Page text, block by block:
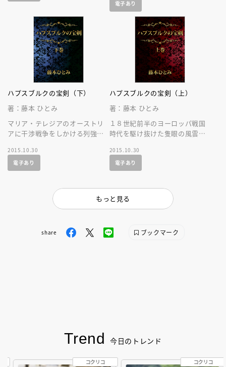
電子あり
ハプスブルクの宝剣（下）
著：藤本 ひとみ
マリア・テレジアのオーストリ
アに干渉戦争をしかける列強。
折と再生をダイナミックに描く
完結編！
2015.10.30
電子あり
ハプスブルクの宝剣（上）
著：藤本 ひとみ
１８世紀前半のヨーロッパ戦国
時代を駆け抜けた隻眼の風雲児
ロートシルト）の波瀾に満ちた
生涯。
2015.10.30
電子あり
もっと見る
share ブックマーク
Trend 今日のトレンド
コクリコ コクリコ